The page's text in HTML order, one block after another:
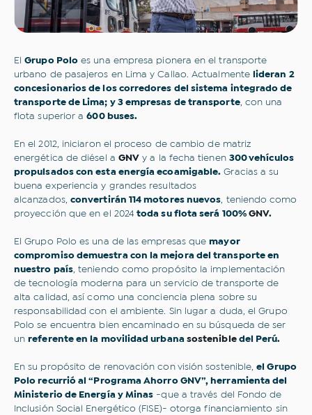
ElGrupo Polo es una empresa pionera en el transporte
urbano de pasajeros en Lima y Callao. Actualmente
lideran 2
concesionarios de los corredores del sistema integrado de
transporte de Lima; y 3 empresas de transporte, con una
flota superior a600 buses.
En el 2012, iniciaron el proceso de cambio de matriz
energética de diésel a GNV y a la fecha tienen 300 vehículos
propulsados con esta energía ecoamigable. Gracias a su
buena experiencia y grandes resultados
alcanzados, convertirán 114 motores nuevos , teniendo como
proyección que en el 2024toda su flota será 100%GNV.
El Grupo Polo es una de las empresas quemayor
compromiso demuestra con la mejora del transporte en
nuestro país, teniendo como propósito la implementación
de tecnología moderna para un servicio de transporte de
alta calidad, así como una conciencia plena sobre su
responsabilidad con el ambiente. Sin lugar a duda, el Grupo
Polo se encuentra bien encaminado en su búsqueda de ser
unreferente en la movilidad urbana sostenibledel Perú.
En su propósito de renovación con visión sostenible,el Grupo
Polo recurrió al “Programa Ahorro GNV”, herramienta del
Ministerio de Energía y Minas -que a través del Fondo de
Inclusión Social Energético (FISE)- otorga financiamiento sin